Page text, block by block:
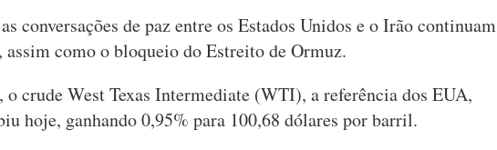
conversações de paz entre os Estados Unidos e o Irão continuam
assim como o bloqueio do Estreito de Ormuz.
o crude West Texas Intermediate (WTI), a referência dos EUA,
hoje, ganhando 0,95% para 100,68 dólares por barril.